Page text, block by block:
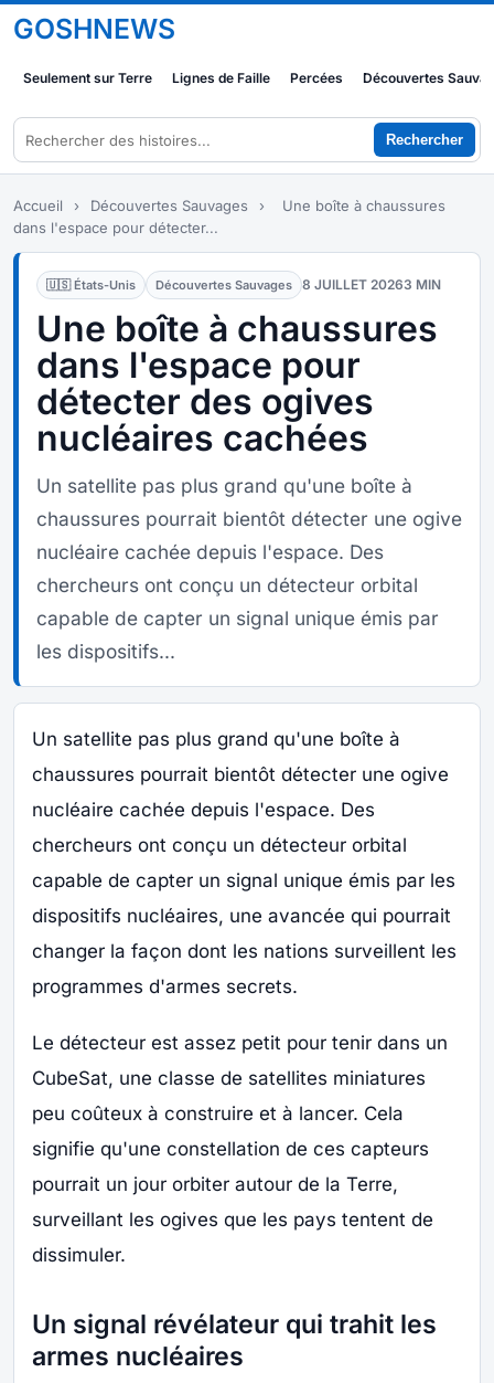
GOSHNEWS
Seulement sur Terre Lignes de Faille Percées Découvertes
Rechercher
Accueil › Découvertes Sauvages ›
Une boîte à chaussures
dans l'espace pour détecter...
🇺🇸 États-Unis Découvertes Sauvages 8 JUILLET 20263 MIN
Une boîte à chaussures
dans l'espace pour
détecter des ogives
nucléaires cachées
Un satellite pas plus grand qu'une boîte à
chaussures pourrait bientôt détecter une ogive
nucléaire cachée depuis l'espace. Des
chercheurs ont conçu un détecteur orbital
capable de capter un signal unique émis par
les dispositifs...
Un satellite pas plus grand qu'une boîte à
chaussures pourrait bientôt détecter une ogive
nucléaire cachée depuis l'espace. Des
chercheurs ont conçu un détecteur orbital
capable de capter un signal unique émis par les
dispositifs nucléaires, une avancée qui pourrait
changer la façon dont les nations surveillent les
programmes d'armes secrets.
Le détecteur est assez petit pour tenir dans un
CubeSat, une classe de satellites miniatures
peu coûteux à construire et à lancer. Cela
signifie qu'une constellation de ces capteurs
pourrait un jour orbiter autour de la Terre,
surveillant les ogives que les pays tentent de
dissimuler.
Un signal révélateur qui trahit les
armes nucléaires